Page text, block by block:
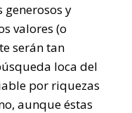
generosos y
valores (o
serán tan
loca del
por riquezas
aunque éstas